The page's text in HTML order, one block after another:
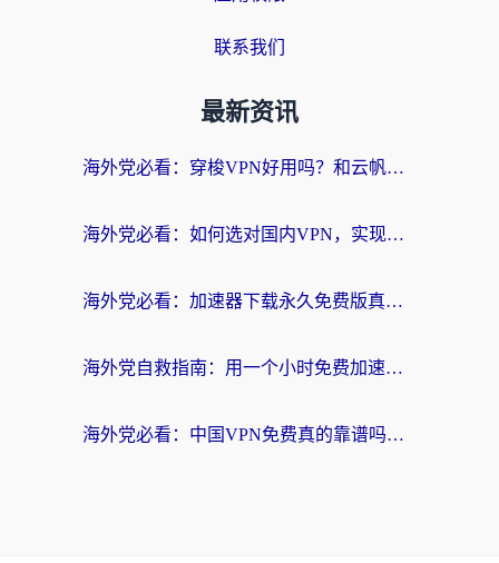
联系我们
最新资讯
海外党必看：穿梭VPN好用吗？和云帆VPN对比哪个回国效果更好？附真实测评+避坑指南
海外党必看：如何选对国内VPN，实现无缝访问国内资源？
海外党必看：加速器下载永久免费版真的存在吗？教你无缝访问国内资源的正确姿势
海外党自救指南：用一个小时免费加速器，轻松打破国内资源访问壁垒？
海外党必看：中国VPN免费真的靠谱吗？手把手教你选对回国加速器